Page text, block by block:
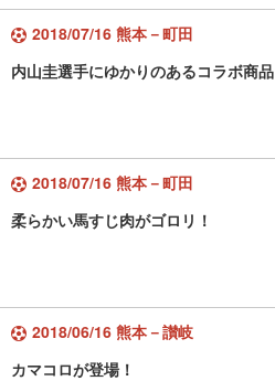
2018/07/16 熊本－町田
内山圭選手にゆかりのあるコラボ商品
2018/07/16 熊本－町田
柔らかい馬すじ肉がゴロリ！
2018/06/16 熊本－讃岐
カマコロが登場！